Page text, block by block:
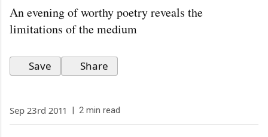
An evening of worthy poetry reveals the
limitations of the medium
Save Share
Sep 23rd 2011 | 2 min read